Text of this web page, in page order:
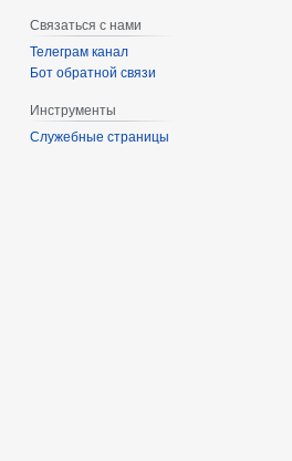
Связаться с нами
Телеграм канал
Бот обратной связи
Инструменты
Служебные страницы